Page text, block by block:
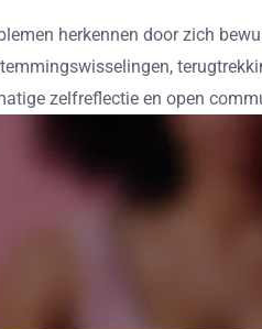
herkennen door zich
zelfreflectie en open